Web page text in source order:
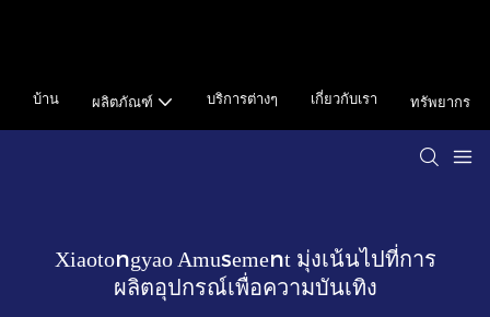
บ้าน ผลิตภัณฑ์ บริการต่างๆ เกี่ยวกับเรา ทรัพยากร
Xiaotongyao Amusement มุ่งเน้นไปที่การ
ผลิตอุปกรณ์เพื่อความบันเทิง